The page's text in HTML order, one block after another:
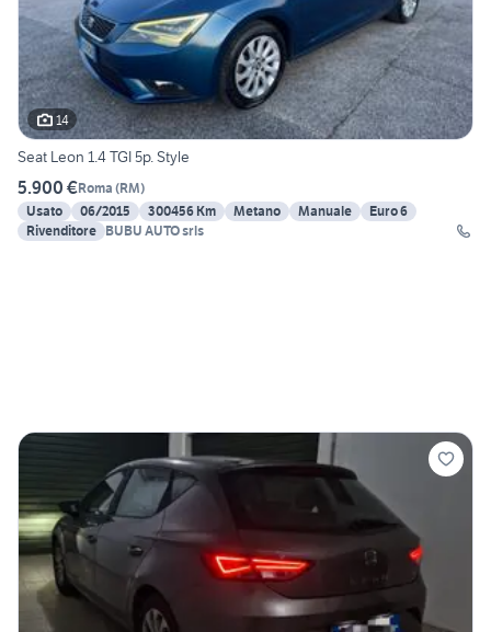
14
Seat Leon 1.4 TGI 5p. Style
5.900 €Roma (RM)
Usato
06/2015 300456 Km Metano Manuale
Euro 6
Rivenditore BUBU AUTO srls